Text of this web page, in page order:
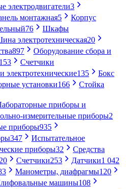
электродвигатели3
монтажная5
Корпус
76
Шкафы
электротехническая20
897
Оборудование сбора и
153
Счетчики
электротехнические135
Бокс
установки166
Стойка
приборы и
измерительные приборы2
приборы935
347
Испытательное
приборы32
Средства
Счетчики253 Датчики1 042
Манометры, диафрагмы120
машины108